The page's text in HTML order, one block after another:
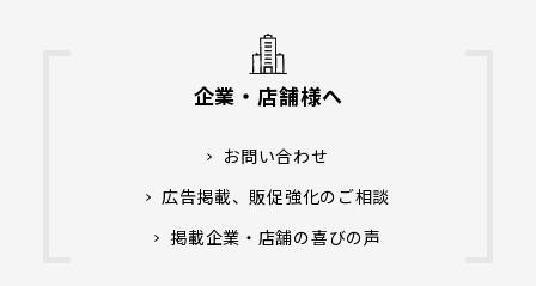
企業・店舗様へ
お問い合わせ
広告掲載、販促強化のご相談
掲載企業・店舗の喜びの声